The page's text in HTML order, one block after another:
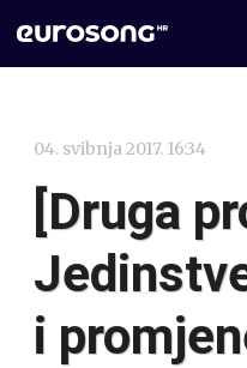
04. svibnja 2017. 16:34
[Druga
i